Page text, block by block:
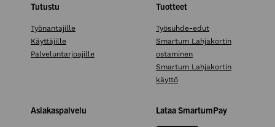
Tutustu
Työnantajille
Käyttäjille
Palveluntarjoajille
Tuotteet
Työsuhde-edut
Smartum Lahjakortin
ostaminen
Smartum Lahjakortin
käyttö
Asiakaspalvelu Lataa SmartumPay